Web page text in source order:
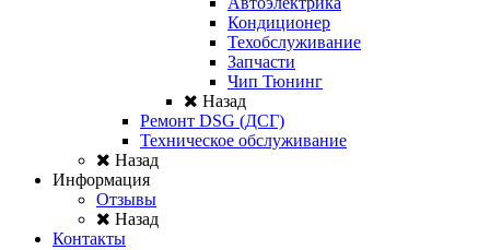
Кондиционер
Техобслуживание
Запчасти
Чип Тюнинг
Назад
Ремонт DSG (ДСГ)
Техническое обслуживание
Назад
Информация
Отзывы
Назад
Контакты